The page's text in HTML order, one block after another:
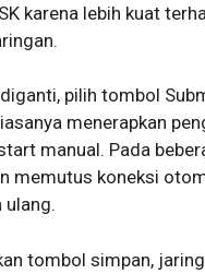
karena lebih kuat
pilih tombol
menerapkan
manual. Pada
memutus koneksi
ulang.
tombol simpan,